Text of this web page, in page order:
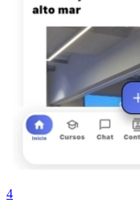
Bragantino
4